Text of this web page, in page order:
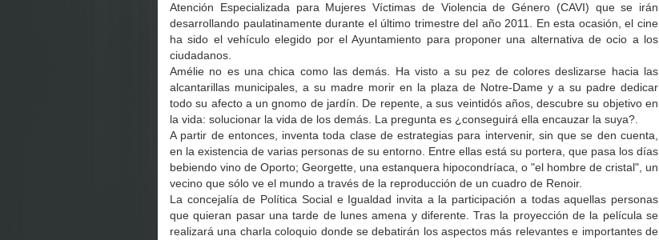
Atención Especializada para Mujeres Víctimas de Violencia de Género (CAVI) que se irán
desarrollando paulatinamente durante el último trimestre del año 2011. En esta ocasión, el cine
ha sido el vehículo elegido por el Ayuntamiento para proponer una alternativa de ocio a los
ciudadanos.
Amélie no es una chica como las demás. Ha visto a su pez de colores deslizarse hacia las
alcantarillas municipales, a su madre morir en la plaza de Notre-Dame y a su padre dedicar
todo su afecto a un gnomo de jardín. De repente, a sus veintidós años, descubre su objetivo en
la vida: solucionar la vida de los demás. La pregunta es ¿conseguirá ella encauzar la suya?.
A partir de entonces, inventa toda clase de estrategias para intervenir, sin que se den cuenta,
en la existencia de varias personas de su entorno. Entre ellas está su portera, que pasa los días
bebiendo vino de Oporto; Georgette, una estanquera hipocondríaca, o "el hombre de cristal", un
vecino que sólo ve el mundo a través de la reproducción de un cuadro de Renoir.
La concejalía de Política Social e Igualdad invita a la participación a todas aquellas personas
que quieran pasar una tarde de lunes amena y diferente. Tras la proyección de la película se
realizará una charla coloquio donde se debatirán los aspectos más relevantes e importantes de